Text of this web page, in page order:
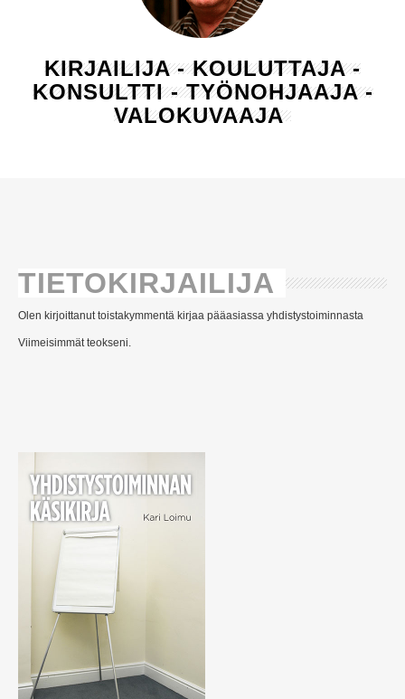
KIRJAILIJA - KOULUTTAJA -
KONSULTTI - TYÖNOHJAAJA -
VALOKUVAAJA
TIETOKIRJAILIJA
Olen kirjoittanut toistakymmentä kirjaa pääasiassa yhdistystoiminnasta
Viimeisimmät teokseni.